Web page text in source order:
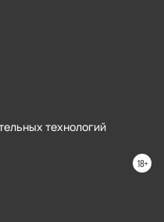
технологий